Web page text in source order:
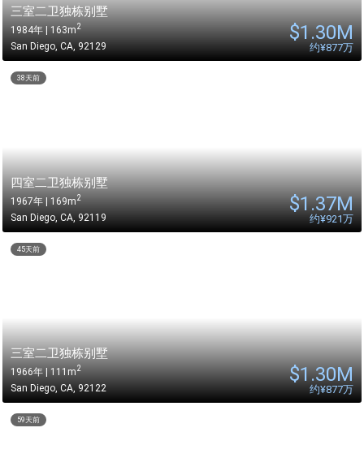
三室二卫独栋别墅
1984年 | 163m2
San Diego, CA, 92129
$1.30M
约¥877万
四室二卫独栋别墅
1967年 | 169m2
San Diego CA 92119
$1.37M
约¥921万
38天前
三室二卫独栋别墅
1966年 | 111m2
San Diego, CA, 92122
$1.30M
约¥877万
45天前
59天前